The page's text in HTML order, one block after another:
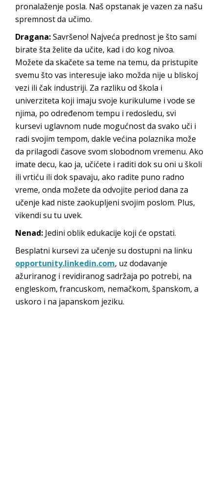
pronalaženje posla. Naš opstanak je vazen za našu
spremnost da učimo.
Dragana:Savršeno! Najveća prednost je što sami
birate šta želite da učite, kad i do kog nivoa.
Možete da skačete sa teme na temu, da pristupite
svemu što vas interesuje iako možda nije u bliskoj
vezi ili čak industriji. Za razliku od škola i
univerziteta koji imaju svoje kurikulume i vode se
njima, po određenom tempu i redosledu, svi
kursevi uglavnom nude mogućnost da svako uči i
radi svojim tempom, dakle većina polaznika može
da prilagodi časove svom slobodnom vremenu. Ako
imate decu, kao ja, učićete i raditi dok su oni u školi
ili vrtiću ili dok spavaju, ako radite puno radno
vreme, onda možete da odvojite period dana za
učenje kad niste zaokupljeni svojim poslom. Plus,
vikendi su tu uvek.
Nenad: Jedini oblik edukacije koji će opstati.
Besplatni kursevi za učenje su dostupni na linku
opportunity.linkedin.com, uz dodavanje
ažuriranog i revidiranog sadržaja po potrebi, na
engleskom, francuskom, nemačkom, španskom, a
uskoro i na japanskom jeziku.